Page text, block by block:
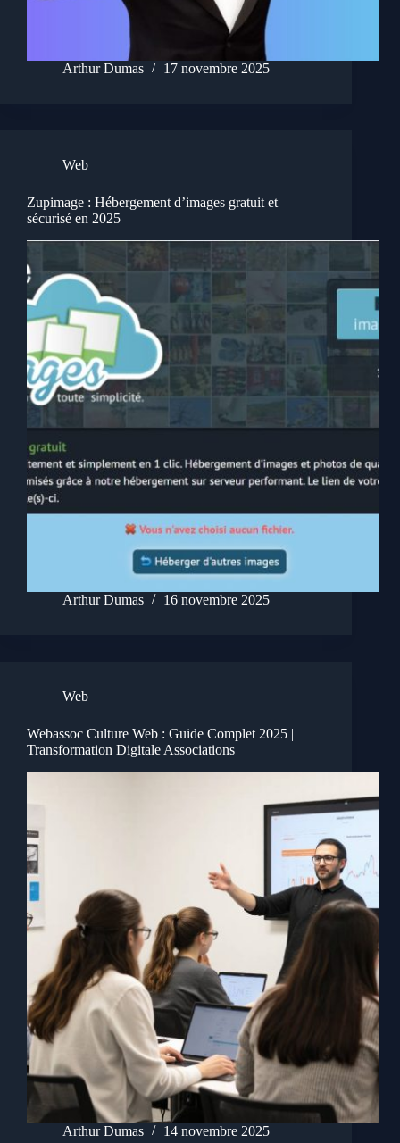
Arthur Dumas 17 novembre 2025
Web
Zupimage : Hébergement d’images gratuit et
sécurisé en 2025
Arthur Dumas 16 novembre 2025
Web
Webassoc Culture Web : Guide Complet 2025 |
Transformation Digitale Associations
Arthur Dumas 14 novembre 2025